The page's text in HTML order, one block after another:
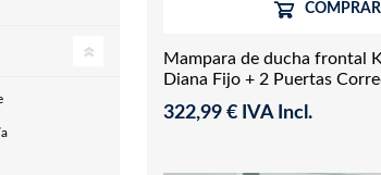
Mampara de ducha frontal
Diana Fijo + 2 Puertas
322,99 € IVA Incl.
COMPRAR